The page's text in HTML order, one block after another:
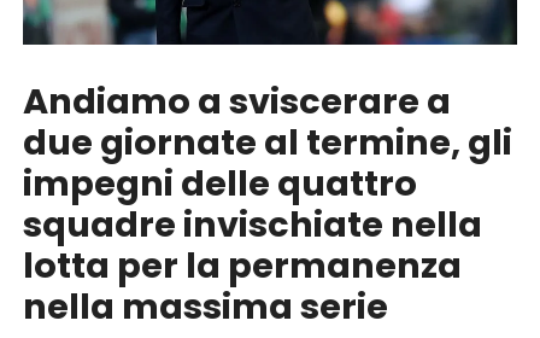
Andiamo a sviscerare a
due giornate al termine, gli
impegni delle quattro
squadre invischiate nella
lotta per la permanenza
nella massima serie